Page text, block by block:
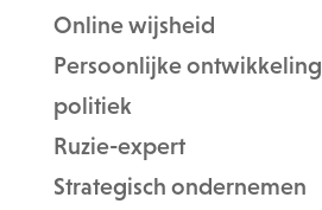
Online wijsheid
Persoonlijke ontwikkeling
politiek
Ruzie-expert
Strategisch ondernemen